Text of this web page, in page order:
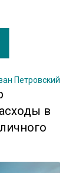
Петровский
в